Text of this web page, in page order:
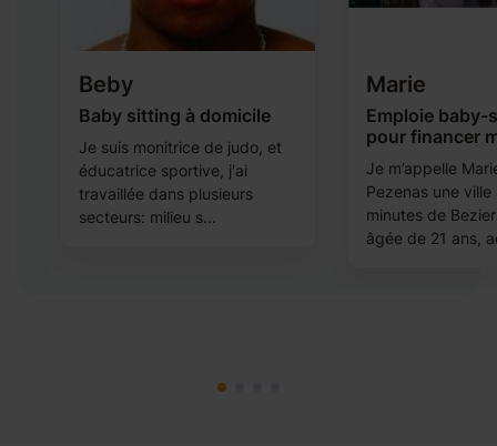
Beby
Baby sitting à domicile
Je suis monitrice de judo, et
éducatrice sportive, j'ai
travaillée dans plusieurs
secteurs: milieu s...
Marie
Emploie baby-
pour financer
Je m’appelle
Pezenas une ville
minutes de
âgée de 21 ans,